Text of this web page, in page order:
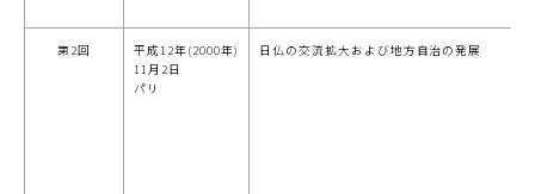
第2回
平成12年(2000年)
11月2日
パリ
日仏の交流拡大および地方自治の発展